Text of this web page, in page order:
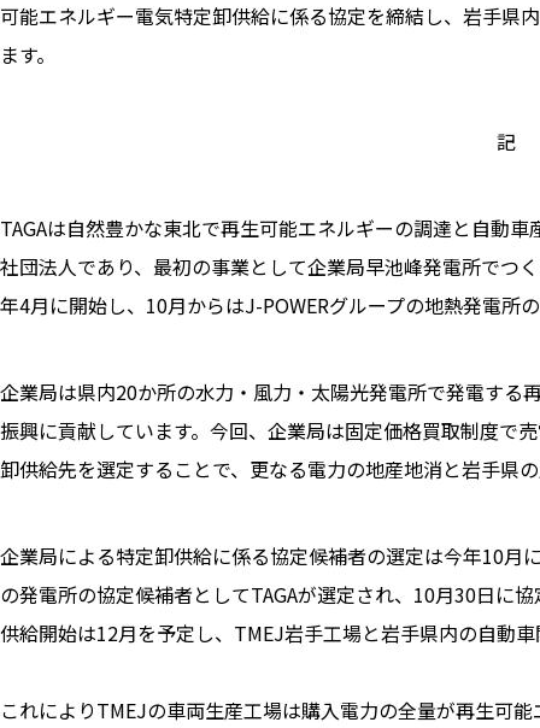
可能エネルギー電気特定卸供給に係る協定を締結し、岩手県
ます。
記
TAGAは自然豊かな東北で再生可能エネルギーの調達と自動
社団法人であり、最初の事業として企業局早池峰発電所でつ
年4月に開始し、10月からはJ-POWERグループの地熱発電
企業局は県内20か所の水力・風力・太陽光発電所で発電する
振興に貢献しています。今回、企業局は固定価格買取制度で
卸供給先を選定することで、更なる電力の地産地消と岩手県
企業局による特定卸供給に係る協定候補者の選定は今年10月
の発電所の協定候補者としてTAGAが選定され、10月30日に
供給開始は12月を予定し、TMEJ岩手工場と岩手県内の自動
これによりTMEJの車両生産工場は購入電力の全量が再生可